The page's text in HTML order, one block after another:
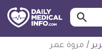
طبية
ابحث…
/ مروة عمر